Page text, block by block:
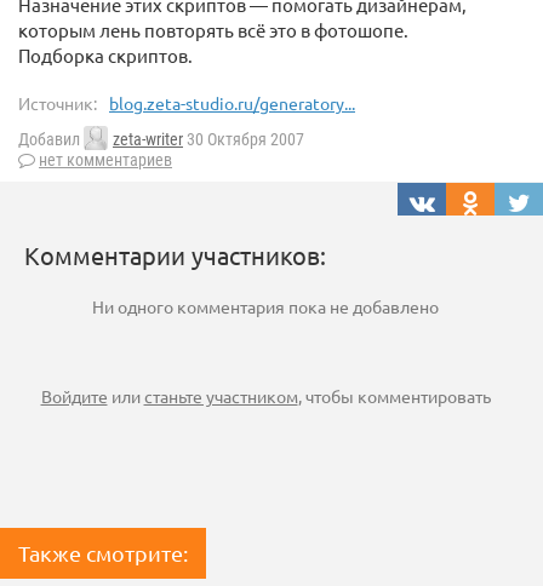
которым лень повторять всё это в фотошопе.
Подборка скриптов.
Источник: blog.zeta-studio.ru/generatory...
Добавил zeta-writer 30 Октября 2007
нет комментариев
Комментарии участников:
Ни одного комментария пока не добавлено
Войдите илистаньте участником, чтобы комментировать
Также смотрите: